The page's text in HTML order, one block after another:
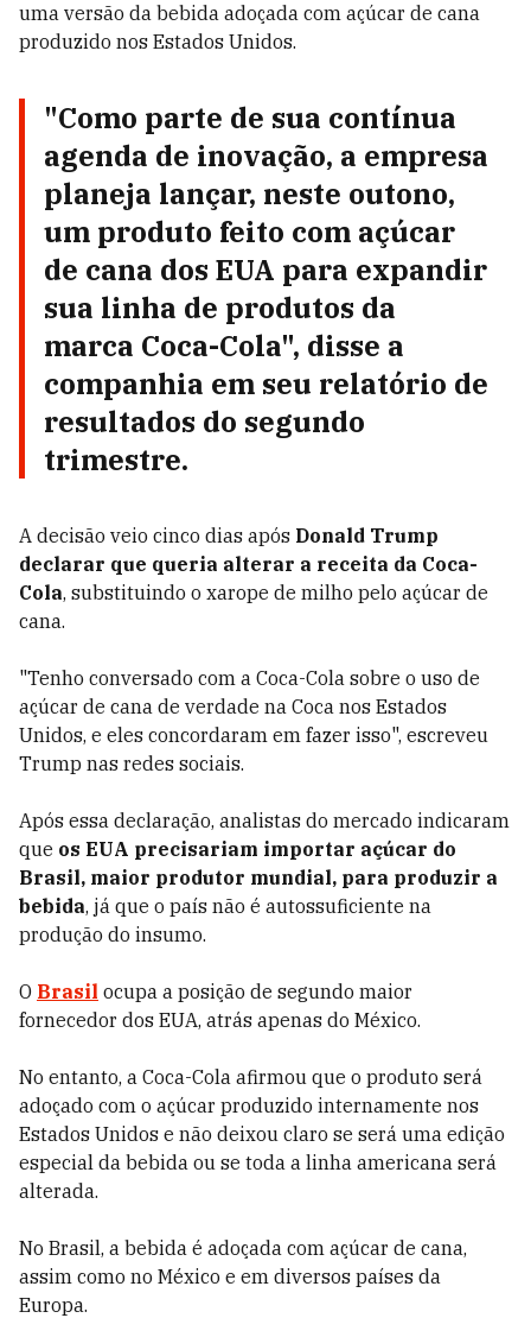
uma versão da bebida adoçada com açúcar de cana
produzido nos Estados Unidos.
"Como parte de sua contínua
agenda de inovação, a empresa
planeja lançar, neste outono,
um produto feito com açúcar
de cana dos EUA para expandir
sua linha de produtos da
marca Coca-Cola", disse a
companhia em seu relatório de
resultados do segundo
trimestre.
A decisão veio cinco dias após Donald Trump
declarar que queria alterar a receita da Coca-
Cola, substituindo o xarope de milho pelo açúcar de
cana.
"Tenho conversado com a Coca-Cola sobre o uso de
açúcar de cana de verdade na Coca nos Estados
Unidos, e eles concordaram em fazer isso", escreveu
Trump nas redes sociais.
Após essa declaração, analistas do mercado indicaram
que os EUA precisariam importar açúcar do
Brasil, maior produtor mundial, para produzir a
bebida, já que o país não é autossuficiente na
produção do insumo.
O Brasil ocupa a posição de segundo maior
fornecedor dos EUA, atrás apenas do México.
No entanto, a Coca-Cola afirmou que o produto será
adoçado com o açúcar produzido internamente nos
Estados Unidos e não deixou claro se será uma edição
especial da bebida ou se toda a linha americana será
alterada.
No Brasil, a bebida é adoçada com açúcar de cana,
assim como no México e em diversos países da
Europa.